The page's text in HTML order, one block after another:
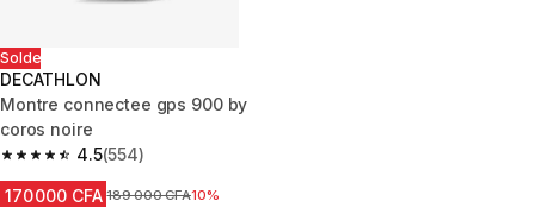
Solde
DECATHLON
Montre connectee gps 900 by
coros noire
4.5
4.5 out of 5 stars from 554 reviews
(554)
170 000 CFA Prix avant réduction
189 000 CFA10%